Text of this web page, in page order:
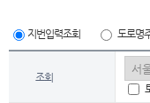
지번입력조회 도로명
조회